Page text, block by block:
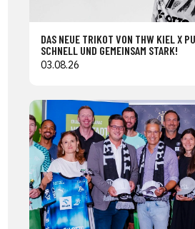
DAS NEUE TRIKOT VON THW KIEL X
SCHNELL UND GEMEINSAM STARK!
03.08.26